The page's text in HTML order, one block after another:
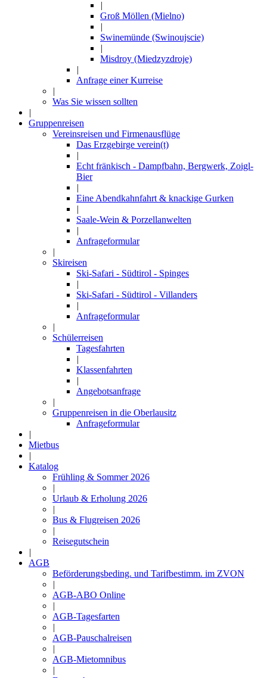
|
Groß Möllen (Mielno)
|
Swinemünde (Swinoujscie)
|
Misdroy (Miedzyzdroje)
|
Anfrage einer Kurreise
|
Was Sie wissen sollten
|
Gruppenreisen
Vereinsreisen und Firmenausflüge
Das Erzgebirge verein(t)
|
Echt fränkisch - Dampfbahn, Bergwerk, Zoigl-
Bier
|
Eine Abendkahnfahrt & knackige Gurken
|
Saale-Wein & Porzellanwelten
|
Anfrageformular
|
Skireisen
Ski-Safari - Südtirol - Spinges
|
Ski-Safari - Südtirol - Villanders
|
Anfrageformular
|
Schülerreisen
Tagesfahrten
|
Klassenfahrten
|
Angebotsanfrage
|
Gruppenreisen in die Oberlausitz
Anfrageformular
|
Mietbus
|
Katalog
Frühling & Sommer 2026
|
Urlaub & Erholung 2026
|
Bus & Flugreisen 2026
|
Reisegutschein
|
AGB
Beförderungsbeding. und Tarifbestimm. im ZVON
|
AGB-ABO Online
|
AGB-Tagesfarten
|
AGB-Pauschalreisen
|
AGB-Mietomnibus
|